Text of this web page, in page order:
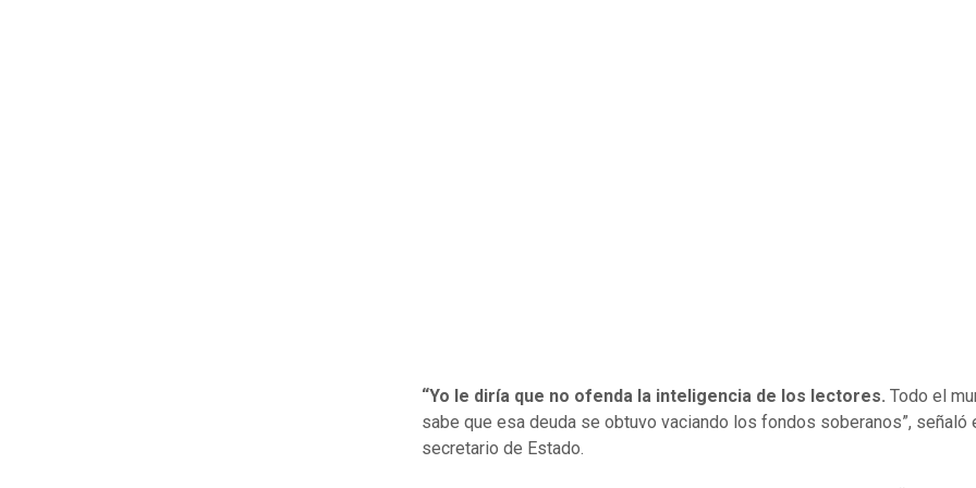
“Yo le diría que no ofenda la inteligencia de los lectores. Todo el
sabe que esa deuda se obtuvo vaciando los fondos soberanos”, señaló
secretario de Estado.